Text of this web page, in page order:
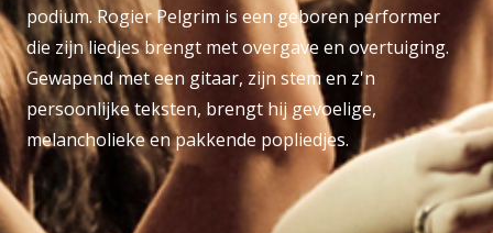
podium. Rogier Pelgrim is een geboren performer
die zijn liedjes brengt met overgave en overtuiging.
Gewapend met een gitaar, zijn stem en z'n
persoonlijke teksten, brengt hij gevoelige,
melancholieke en pakkende popliedjes.